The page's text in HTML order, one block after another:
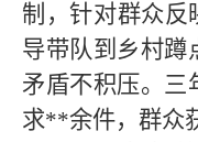
制，针对群众反
导带队到乡村蹲
矛盾不积压。三
求**余件，群众